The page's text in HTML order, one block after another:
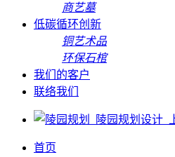
商艺墓
低碳循环创新
铜艺术品
环保石棺
我们的客户
联络我们
首页